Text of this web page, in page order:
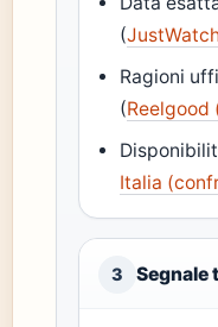
(
Ragioni
(Reelgood
Italia
3 Segnale